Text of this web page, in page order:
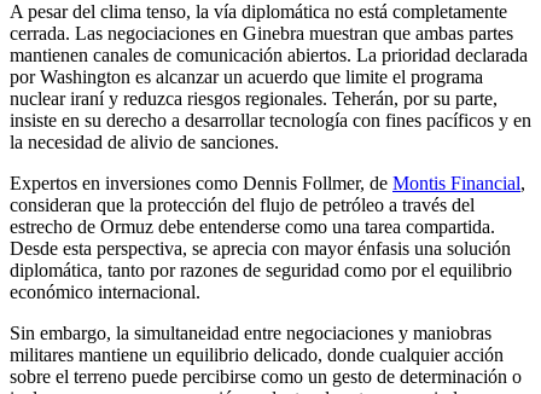
A pesar del clima tenso, la vía diplomática no está completamente
cerrada. Las negociaciones en Ginebra muestran que ambas partes
mantienen canales de comunicación abiertos. La prioridad declarada
por Washington es alcanzar un acuerdo que limite el programa
nuclear iraní y reduzca riesgos regionales. Teherán, por su parte,
insiste en su derecho a desarrollar tecnología con fines pacíficos y en
la necesidad de alivio de sanciones.
Expertos en inversiones como Dennis Follmer, de Montis Financial,
consideran que la protección del flujo de petróleo a través del
estrecho de Ormuz debe entenderse como una tarea compartida.
Desde esta perspectiva, se aprecia con mayor énfasis una solución
diplomática, tanto por razones de seguridad como por el equilibrio
económico internacional.
Sin embargo, la simultaneidad entre negociaciones y maniobras
militares mantiene un equilibrio delicado, donde cualquier acción
sobre el terreno puede percibirse como un gesto de determinación o